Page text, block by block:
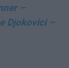
–
Djokovici –